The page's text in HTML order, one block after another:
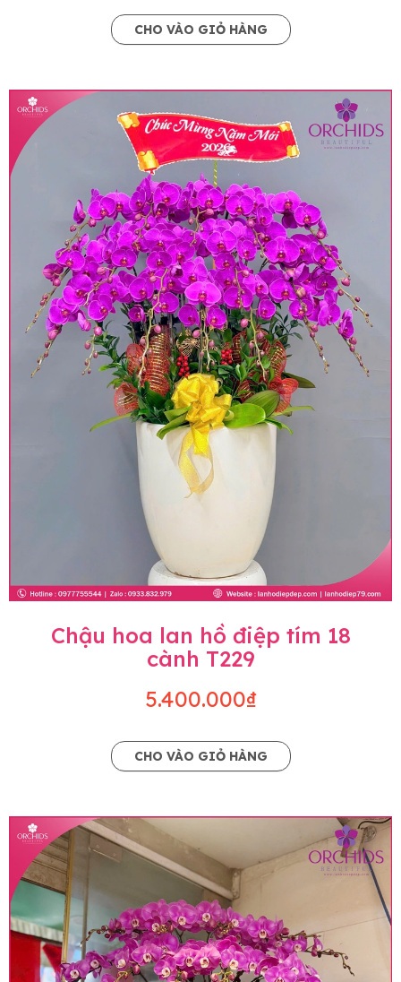
CHO VÀO GIỎ HÀNG
Chậu hoa lan hồ điệp tím 18
cành T229
5.400.000₫
CHO VÀO GIỎ HÀNG